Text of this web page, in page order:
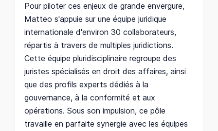
Pour piloter ces enjeux de grande envergure,
Matteo s'appuie sur une équipe juridique
internationale d'environ 30 collaborateurs,
répartis à travers de multiples juridictions.
Cette équipe pluridisciplinaire regroupe des
juristes spécialisés en droit des affaires, ainsi
que des profils experts dédiés à la
gouvernance, à la conformité et aux
opérations. Sous son impulsion, ce pôle
travaille en parfaite synergie avec les équipes